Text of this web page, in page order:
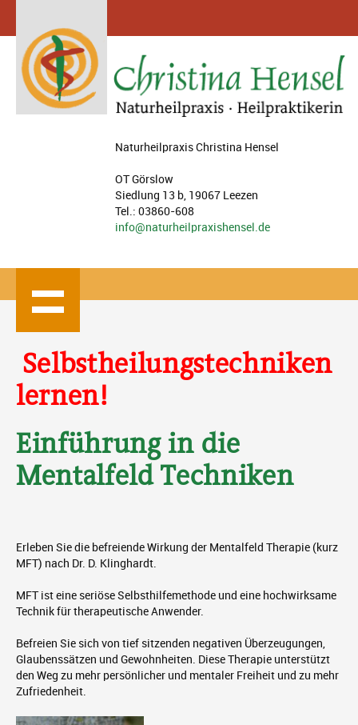
Naturheilpraxis Christina Hensel
OT Görslow
Siedlung 13 b, 19067 Leezen
Tel.: 03860-608
info@naturheilpraxishensel.de
Selbstheilungstechniken
lernen!
Einführung in die
Mentalfeld Techniken
Erleben Sie die befreiende Wirkung der Mentalfeld Therapie (kurz
MFT) nach Dr. D. Klinghardt.
MFT ist eine seriöse Selbsthilfemethode und eine hochwirksame
Technik für therapeutische Anwender.
Befreien Sie sich von tief sitzenden negativen Überzeugungen,
Glaubenssätzen und Gewohnheiten. Diese Therapie unterstützt
den Weg zu mehr persönlicher und mentaler Freiheit und zu mehr
Zufriedenheit.